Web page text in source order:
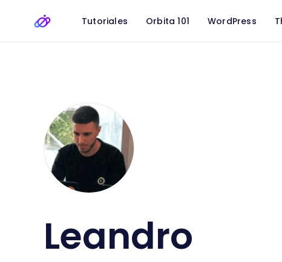
Tutoriales Orbita 101 WordPress
Leandro